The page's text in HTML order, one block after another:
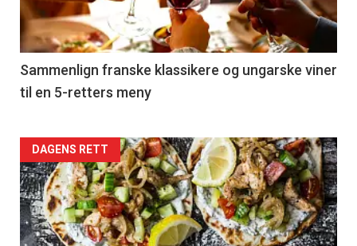
-
5
Sammenlign franske klassikere og ungarske viner
til en 5-retters meny
Forsiden
akkurat
nå
DAGENS RETT